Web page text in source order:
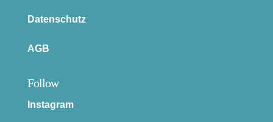
Datenschutz
AGB
Follow
Instagram